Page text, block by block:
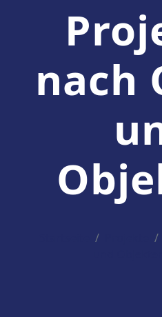
nach